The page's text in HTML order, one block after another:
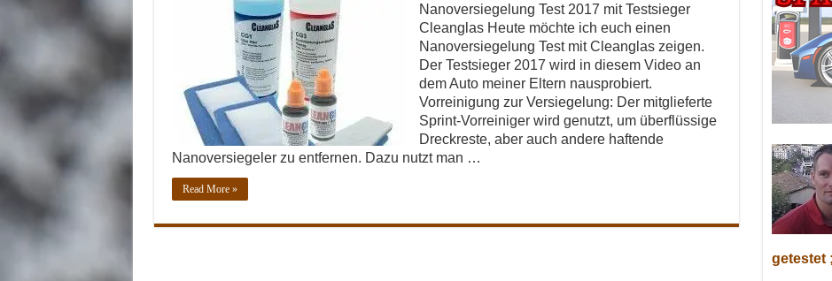
Nanoversiegelung Test 2017 mit Testsieger
Cleanglas Heute möchte ich euch einen
Nanoversiegelung Test mit Cleanglas zeigen.
Der Testsieger 2017 wird in diesem Video an
dem Auto meiner Eltern nausprobiert.
Vorreinigung zur Versiegelung: Der mitglieferte
Sprint-Vorreiniger wird genutzt, um überflüssige
Dreckreste, aber auch andere haftende
Nanoversiegeler zu entfernen. Dazu nutzt man …
Read More »
getestet